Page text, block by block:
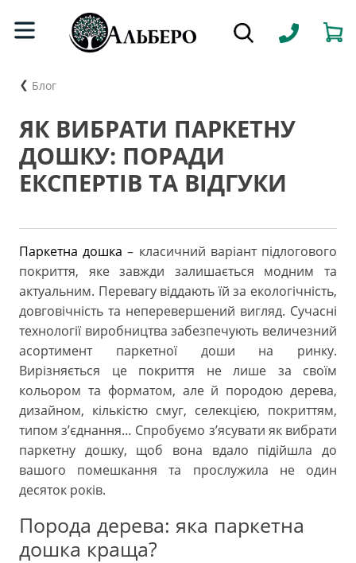
Блог
ЯК ВИБРАТИ ПАРКЕТНУ
ДОШКУ: ПОРАДИ
ЕКСПЕРТІВ ТА ВІДГУКИ
Паркетна дошка – класичний варіант підлогового
покриття, яке завжди залишається модним та
актуальним. Перевагу віддають їй за екологічність,
довговічність та неперевершений вигляд. Сучасні
технології виробництва забезпечують величезний
асортимент паркетної доши на ринку.
Вирізняється це покриття не лише за своїм
кольором та форматом, але й породою дерева,
дизайном, кількістю смуг, селекцією, покриттям,
типом з’єднання… Спробуємо з’ясувати як вибрати
паркетну дошку, щоб вона вдало підійшла до
вашого помешкання та прослужила не один
десяток років.
Порода дерева: яка паркетна
дошка краща?